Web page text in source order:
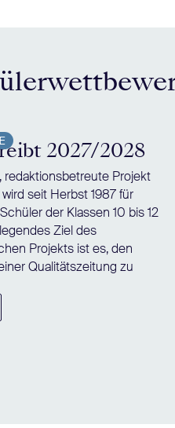
2027/2028
redaktionsbetreute Projekt
seit Herbst 1987 für
der Klassen 10 bis 12
Ziel des
Projekts ist es, den
Qualitätszeitung zu